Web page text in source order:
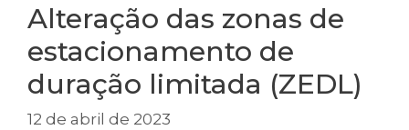
Alteração das zonas de
estacionamento de
duração limitada (ZEDL)
12 de abril de 2023